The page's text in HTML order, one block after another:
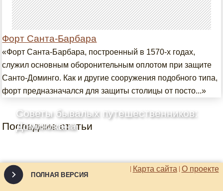
Форт Санта-Барбара
«Форт Санта-Барбара, построенный в 1570-х годах,
служил основным оборонительным оплотом при защите
Санто-Доминго. Как и другие сооружения подобного типа,
форт предназначался для защиты столицы от посто...»
Последние статьи
Советы бывалых путешественников:
Доминикана
О проекте
Карта сайта
ПОЛНАЯ ВЕРСИЯ